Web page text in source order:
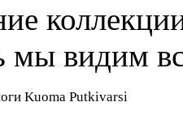
мы видим
Kuoma Putkivarsi